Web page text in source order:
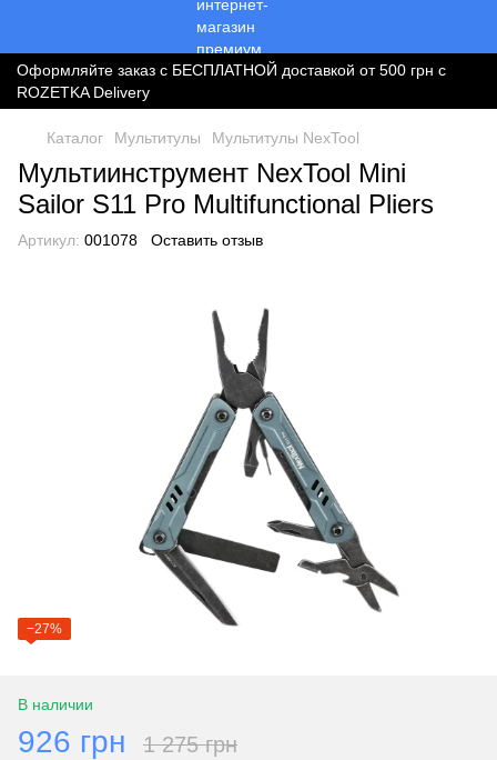
Оформляйте заказ с БЕСПЛАТНОЙ доставкой от 500 грн с
ROZETKA Delivery
Каталог Мультитулы Мультитулы NexTool
Мультиинструмент NexTool Mini
Sailor S11 Pro Multifunctional Pliers
Артикул: 001078 Оставить отзыв
−27%
В наличии
926 грн 1 275 грн